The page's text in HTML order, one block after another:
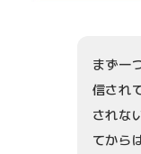
まず一
信され
されな
てから